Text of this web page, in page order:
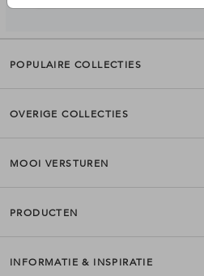
POPULAIRE COLLECTIES
OVERIGE COLLECTIES
MOOI VERSTUREN
PRODUCTEN
INFORMATIE & INSPIRATIE